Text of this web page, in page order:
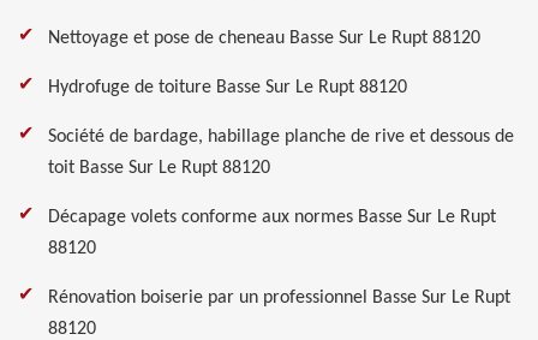
Nettoyage et pose de cheneau Basse Sur Le Rupt 88120
Hydrofuge de toiture Basse Sur Le Rupt 88120
Société de bardage, habillage planche de rive et dessous de
toit Basse Sur Le Rupt 88120
Décapage volets conforme aux normes Basse Sur Le Rupt
88120
Rénovation boiserie par un professionnel Basse Sur Le Rupt
88120